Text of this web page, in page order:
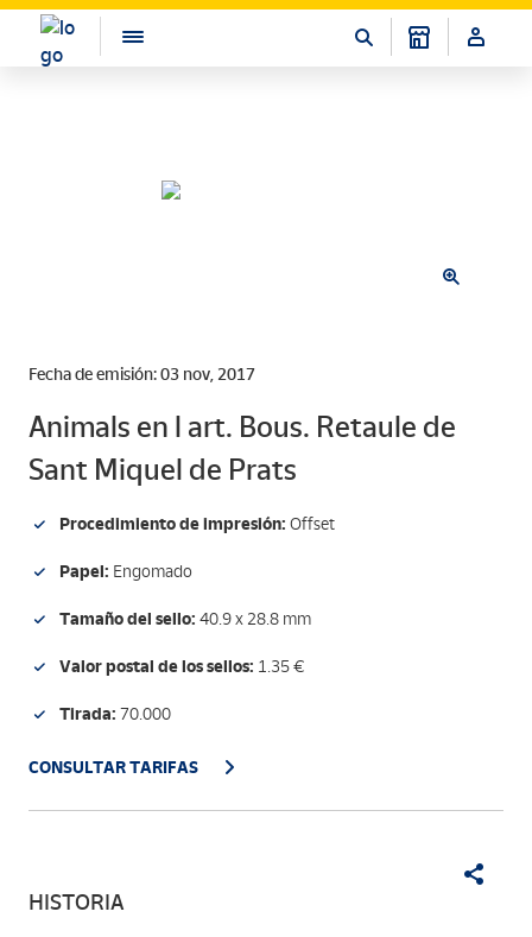
Fecha de emisión: 03 nov, 2017
Animals en l art. Bous. Retaule de
Sant Miquel de Prats
Procedimiento de impresión: Offset
Papel: Engomado
Tamaño del sello: 40.9 x 28.8 mm
Valor postal de los sellos: 1.35 €
Tirada: 70.000
CONSULTAR TARIFAS
HISTORIA